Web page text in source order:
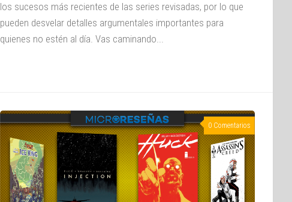
los sucesos más recientes de las series revisadas, por lo que
pueden desvelar detalles argumentales importantes para
quienes no estén al día. Vas caminando...
0 Comentarios